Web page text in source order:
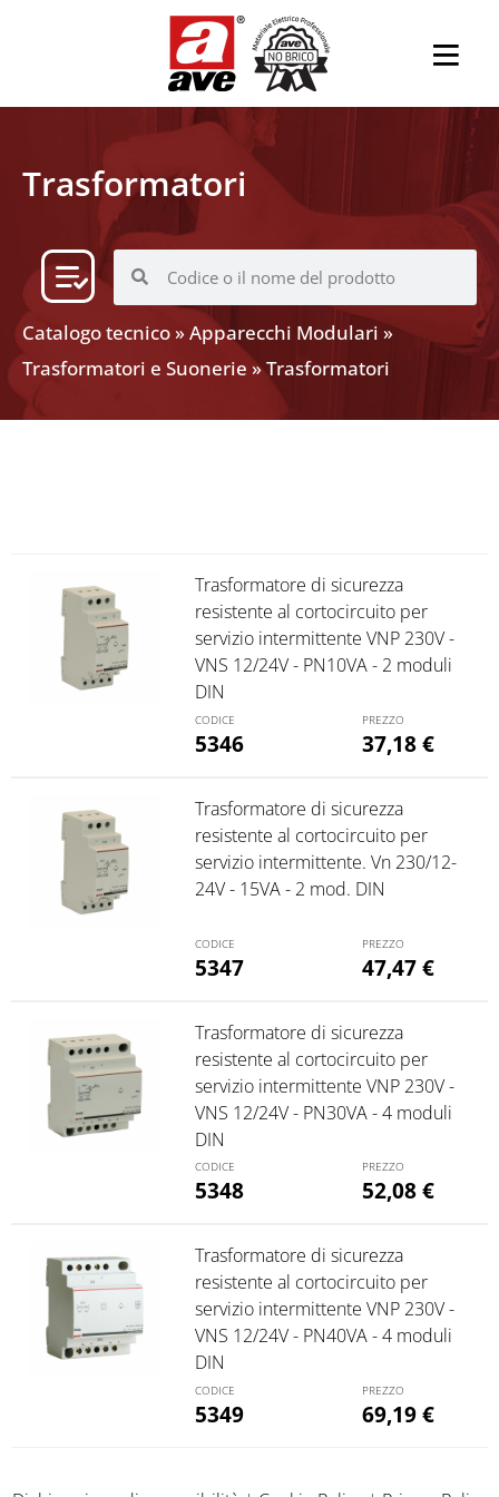
Trasformatori
Catalogo tecnico »Apparecchi Modulari »
Trasformatori e Suonerie »Trasformatori
5346
Trasformatore di sicurezza
resistente al cortocircuito per
servizio intermittente VNP 230V -
VNS 12/24V - PN10VA - 2 moduli
DIN
37,18€
5347
Trasformatore di sicurezza
resistente al cortocircuito per
servizio intermittente. Vn 230/12-
24V - 15VA - 2 mod. DIN
47,47€
5348
Trasformatore di sicurezza
resistente al cortocircuito per
servizio intermittente VNP 230V -
VNS 12/24V - PN30VA - 4 moduli
DIN
52,08€
5349
Trasformatore di sicurezza
resistente al cortocircuito per
servizio intermittente VNP 230V -
VNS 12/24V - PN40VA - 4 moduli
DIN
69,19€